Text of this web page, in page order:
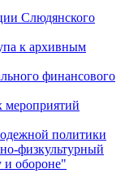
Слюдянского
к архивным
финансового
мероприятий
политики
физкультурный
и обороне"